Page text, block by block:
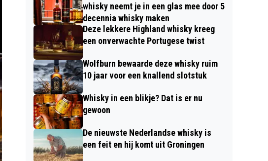
whisky neemt je in een glas mee door 5
decennia whisky maken
Deze lekkere Highland whisky kreeg
een onverwachte Portugese twist
Wolfburn bewaarde deze whisky ruim
10 jaar voor een knallend slotstuk
Whisky in een blikje? Dat is er nu
gewoon
De nieuwste Nederlandse whisky is
een feit en hij komt uit Groningen